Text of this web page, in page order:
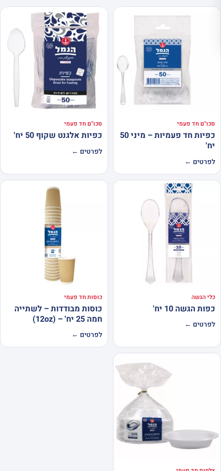
סכו"ם חד פעמי
כפיות חד פעמיות – מיני 50
יח'
לפרטים ←
סכו"ם חד פעמי
כפיות אלגנט שקוף 50 יח'
לפרטים ←
כלי הגשה
כפות הגשה 10 יח'
לפרטים ←
כוסות חד פעמי
כוסות מבודדות – לשתייה
חמה 25 יח' – (12oz)
לפרטים ←